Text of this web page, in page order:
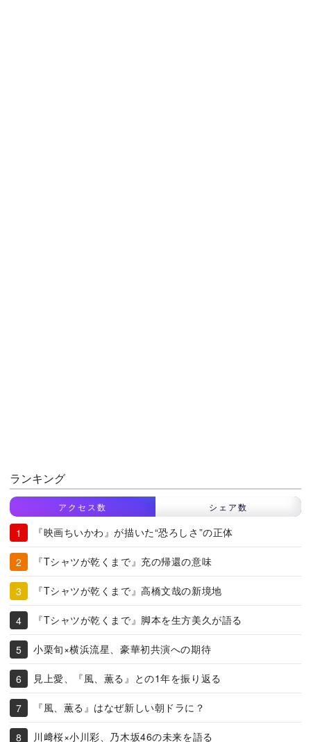
ランキング
アクセス数 シェア数
『映画ちいかわ』が描いた“恐ろしさ”の正体
『Tシャツが乾くまで』充の帰還の意味
『Tシャツが乾くまで』高橋文哉の新境地
『Tシャツが乾くまで』脚本を生方美久が語る
小栗旬×横浜流星、豪華初共演への期待
見上愛、『風、薫る』との1年を振り返る
『風、薫る』はなぜ新しい朝ドラに？
川﨑桜×小川彩、乃木坂46の未来を語る